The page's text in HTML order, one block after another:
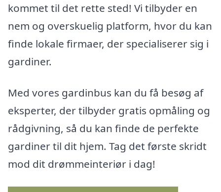
kommet til det rette sted! Vi tilbyder en
nem og overskuelig platform, hvor du kan
finde lokale firmaer, der specialiserer sig i
gardiner.
Med vores gardinbus kan du få besøg af
eksperter, der tilbyder gratis opmåling og
rådgivning, så du kan finde de perfekte
gardiner til dit hjem. Tag det første skridt
mod dit drømmeinteriør i dag!